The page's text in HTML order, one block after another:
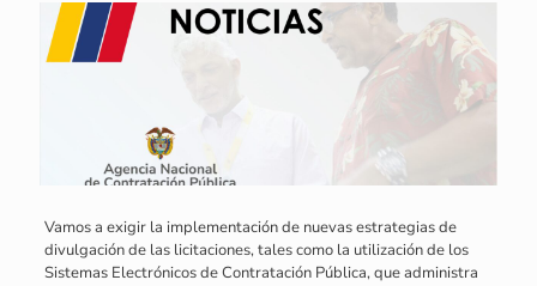
Vamos a exigir la implementación de nuevas estrategias de
divulgación de las licitaciones, tales como la utilización de los
Sistemas Electrónicos de Contratación Pública, que administra